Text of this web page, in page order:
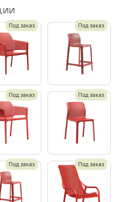
Под заказ Под заказ
Под заказ Под заказ
Под заказ Под заказ